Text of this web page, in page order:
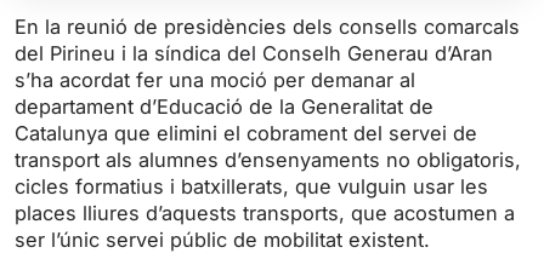
a
y
u
e
t
i
n
g
s
P
n
u
l
En la reunió de presidències dels consells comarcals
del Pirineu i la síndica del Conselh Generau d’Aran
s’ha acordat fer una moció per demanar al
departament d’Educació de la Generalitat de
Catalunya que elimini el cobrament del servei de
transport als alumnes d’ensenyaments no obligatoris,
cicles formatius i batxillerats, que vulguin usar les
places lliures d’aquests transports, que acostumen a
ser l’únic servei públic de mobilitat existent.